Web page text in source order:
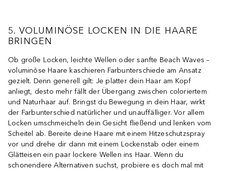
5. VOLUMINÖSE LOCKEN IN DIE HAARE
BRINGEN
Ob große Locken, leichte Wellen oder sanfte Beach Waves –
voluminöse Haare kaschieren Farbunterschiede am Ansatz
gezielt. Denn generell gilt: Je platter dein Haar am Kopf
anliegt, desto mehr fällt der Übergang zwischen coloriertem
und Naturhaar auf. Bringst du Bewegung in dein Haar, wirkt
der Farbunterschied natürlicher und unauffälliger. Vor allem
Locken umschmeicheln dein Gesicht fließend und lenken vom
Scheitel ab. Bereite deine Haare mit einem Hitzeschutzspray
vor und drehe dir dann mit einem Lockenstab oder einem
Glätteisen ein paar lockere Wellen ins Haar. Wenn du
schonendere Alternativen suchst, probiere es doch mal mit